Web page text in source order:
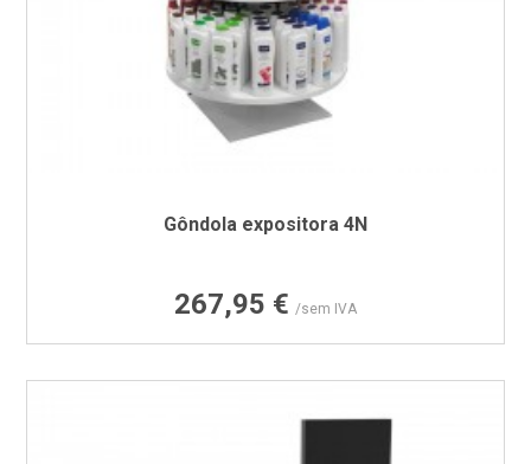
Gôndola expositora 4N
Preço
267,95 € /sem IVA